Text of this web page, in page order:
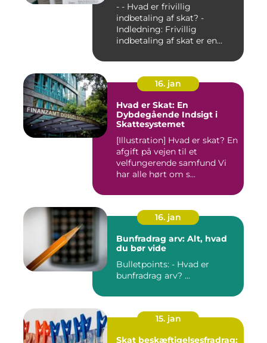
- - Hvad er frivillig
indbetaling af skat? -
Indledning: Frivillig
indbetaling af skat er en
16. jan
Hvad er Skat: En
Dybdegående Indsigt i
Skattesystemet
[Illustration] Hvad er skat? En
afgift på vejen til et
velfungerende samfund Vi
har alle hørt om s...
16. jan
Bunfradrag arv: Alt, hvad
du bør vide
Bulletpoints: - Hvad er
bunfradrag arv? ...
15. jan
Skat beskæftigelsesfradrag: